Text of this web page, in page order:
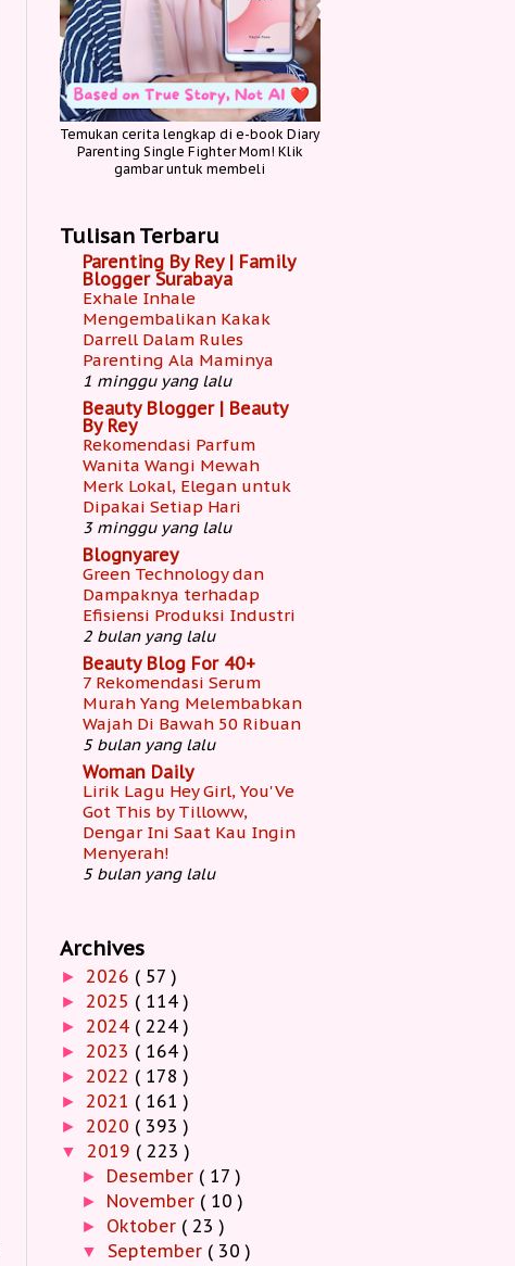
Temukan cerita lengkap di e-book Diary
Parenting Single Fighter Mom! Klik
gambar untuk membeli
Tulisan Terbaru
Parenting By Rey | Family
Blogger Surabaya
Exhale Inhale
Mengembalikan Kakak
Darrell Dalam Rules
Parenting Ala Maminya
1 minggu yang lalu
Beauty Blogger | Beauty
By Rey
Rekomendasi Parfum
Wanita Wangi Mewah
Merk Lokal, Elegan untuk
Dipakai Setiap Hari
3 minggu yang lalu
Blognyarey
Green Technology dan
Dampaknya terhadap
Efisiensi Produksi Industri
2 bulan yang lalu
Beauty Blog For 40+
7 Rekomendasi Serum
Murah Yang Melembabkan
Wajah Di Bawah 50 Ribuan
5 bulan yang lalu
Woman Daily
Lirik Lagu Hey Girl, You'Ve
Got This by Tilloww,
Dengar Ini Saat Kau Ingin
Menyerah!
5 bulan yang lalu
Archives
► 2026 ( 57 )
► 2025 ( 114 )
► 2024 ( 224 )
► 2023 ( 164 )
► 2022 ( 178 )
► 2021 ( 161 )
► 2020 ( 393 )
▼ 2019 ( 223 )
► Desember ( 17 )
► November ( 10 )
► Oktober ( 23 )
▼ September ( 30 )